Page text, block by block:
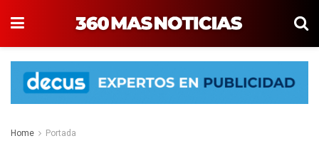
Home Portada